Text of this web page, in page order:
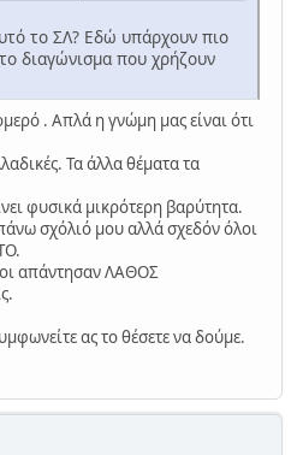
το ΣΛ? Εδώ υπάρχουν πιο
διαγώνισμα που χρήζουν
. Απλά η γνώμη μας είναι ότι
Τα άλλα θέματα τα
φυσικά μικρότερη βαρύτητα.
σχόλιό μου αλλά σχεδόν όλοι
απάντησαν ΛΑΘΟΣ
ας το θέσετε να δούμε.